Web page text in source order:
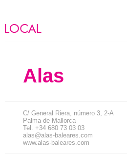
Alas
C/ General Riera, número 3, 2-A
Palma de Mallorca
Tel. +34 680 73 03 03
alas@alas-baleares.com
www.alas-baleares.com